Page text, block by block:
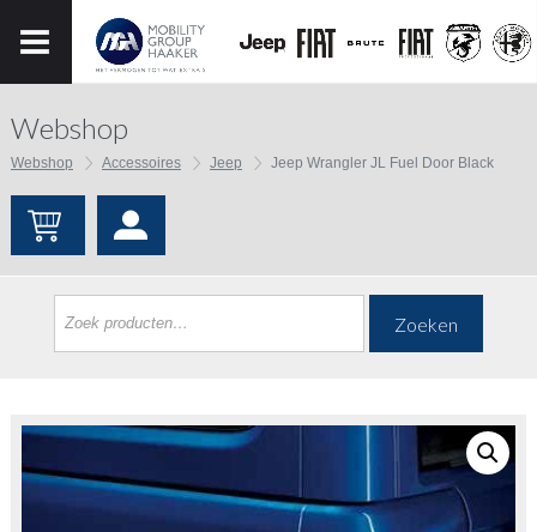
Webshop
Webshop Accessoires Jeep Jeep Wrangler JL Fuel Door Black
Zoeken